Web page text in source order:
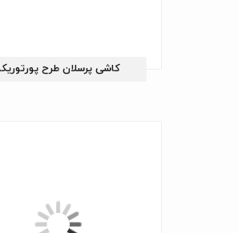
کاشی پرسلان طرح